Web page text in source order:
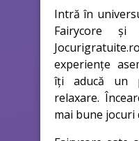
Intră în
Fairycore
experiențe
îți aducă un
relaxare.
mai bune jocuri